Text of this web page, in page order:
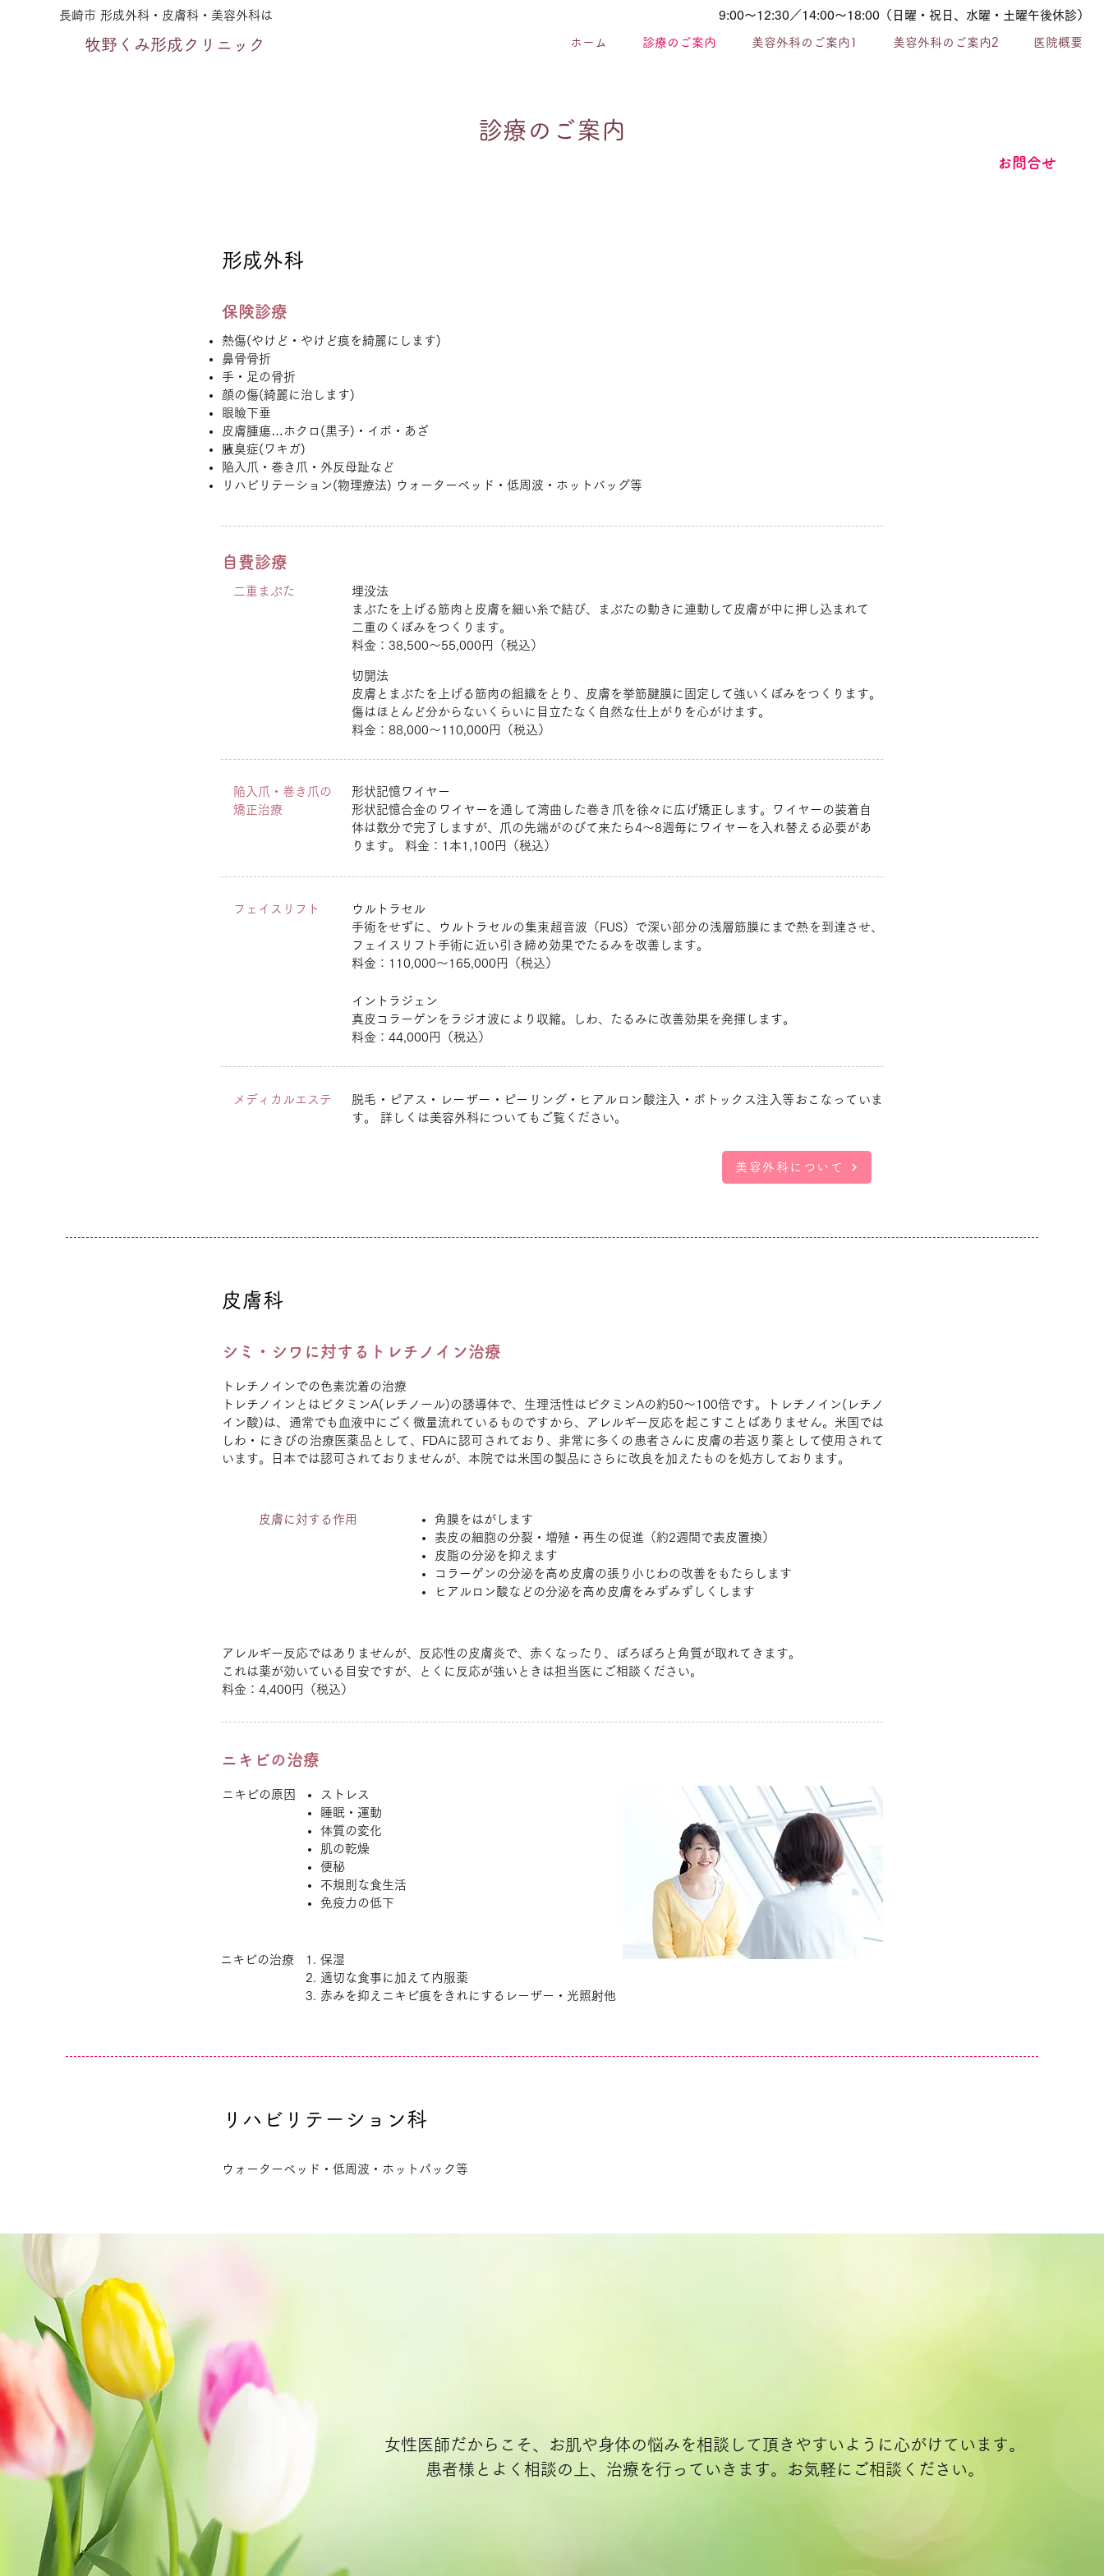
​お問合せ
長崎市 形成外科・皮膚科・美容外科は
牧野くみ形成クリニック
9:00～12:30／14:00～18:00（日曜・祝日、水曜・土曜午後休診）
ホーム 診療のご案内 美容外科のご案内1 美容外科のご案内2 医院概要
診療のご案内
形成外科
保険診療
熱傷(やけど・やけど痕を綺麗にします)
鼻骨骨折
手・足の骨折
顔の傷(綺麗に治します)
眼瞼下垂
皮膚腫瘍…ホクロ(黒子)・イボ・あざ
腋臭症(ワキガ)
陥入爪・巻き爪・外反母趾など
リハビリテーション(物理療法) ウォーターベッド・低周波・ホットバッグ等
自費診療
二重まぶた
埋没法
まぶたを上げる筋肉と皮膚を細い糸で結び、まぶたの動きに連動して皮膚が中に押し込まれて
二重のくぼみをつくります。
料金：38,500～55,000円（税込）
切開法
皮膚とまぶたを上げる筋肉の組織をとり、皮膚を挙筋腱膜に固定して強いくぼみをつくります。
傷はほとんど分からないくらいに目立たなく自然な仕上がりを心がけます。
料金：88,000～110,000円（税込）
陥入爪・巻き爪の
矯正治療
形状記憶ワイヤー
形状記憶合金のワイヤーを通して湾曲した巻き爪を徐々に広げ矯正します。ワイヤーの装着自
体は数分で完了しますが、爪の先端がのびて来たら4～8週毎にワイヤーを入れ替える必要があ
ります。 料金：1本1,100円（税込）
フェイスリフト
ウルトラセル
手術をせずに、ウルトラセルの集束超音波（FUS）で深い部分の浅層筋膜にまで熱を到達させ、
フェイスリフト手術に近い引き締め効果でたるみを改善します。
料金：110,000～165,000円（税込）
イントラジェン
真皮コラーゲンをラジオ波により収縮。しわ、たるみに改善効果を発揮します。
料金：44,000円（税込）
メディカルエステ
脱毛・ピアス・レーザー・ピーリング・ヒアルロン酸注入・ボトックス注入等おこなっていま
す。 詳しくは美容外科についてもご覧ください。
美容外科について
皮膚科
シミ・シワに対するトレチノイン治療
トレチノインでの色素沈着の治療
トレチノインとはビタミンA(レチノール)の誘導体で、生理活性はビタミンAの約50～100倍です。トレチノイン(レチノ
イン酸)は、通常でも血液中にごく微量流れているものですから、アレルギー反応を起こすことばありません。米国では
しわ・にきびの治療医薬品として、FDAに認可されており、非常に多くの患者さんに皮膚の若返り薬として使用されて
います。日本では認可されておりませんが、本院では米国の製品にさらに改良を加えたものを処方しております。
皮膚に対する作用
角膜をはがします
表皮の細胞の分裂・増殖・再生の促進（約2週間で表皮置換）
皮脂の分泌を抑えます
コラーゲンの分泌を高め皮膚の張り小じわの改善をもたらします
ヒアルロン酸などの分泌を高め皮膚をみずみずしくします
アレルギー反応ではありませんが、反応性の皮膚炎で、赤くなったり、ぼろぼろと角質が取れてきます。
これは薬が効いている目安ですが、とくに反応が強いときは担当医にご相談ください。
料金：4,400円（税込）
ニキビの治療
ニキビの原因
ニキビの治療
ストレス
睡眠・運動
体質の変化
肌の乾燥
便秘
不規則な食生活
免疫力の低下
保湿
適切な食事に加えて内服薬
赤みを抑えニキビ痕をきれにするレーザー・光照射他
リハビリテーション科
ウォーターベッド・低周波・ホットパック等
女性医師だからこそ、お肌や身体の悩みを相談して頂きやすいように心がけています。
患者様とよく相談の上、治療を行っていきます。お気軽にご相談ください。